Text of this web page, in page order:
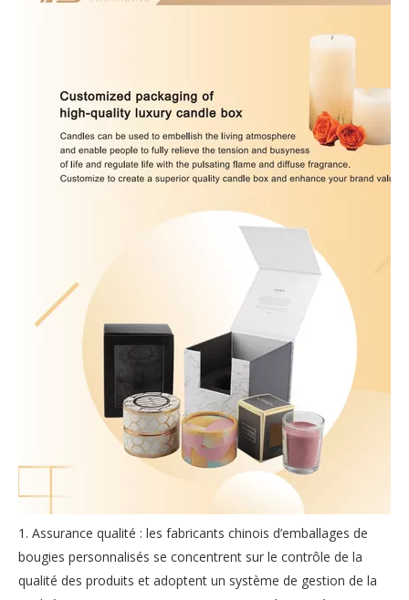
1. Assurance qualité : les fabricants chinois d’emballages de
bougies personnalisés se concentrent sur le contrôle de la
qualité des produits et adoptent un système de gestion de la